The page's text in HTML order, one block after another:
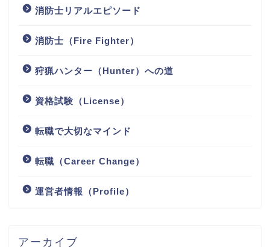
消防士リアルエピソード
消防士（Fire Fighter）
狩猟ハンター（Hunter）への道
資格試験（License）
転職で大切なマインド
転職（Career Change）
運営者情報（Profile）
アーカイブ